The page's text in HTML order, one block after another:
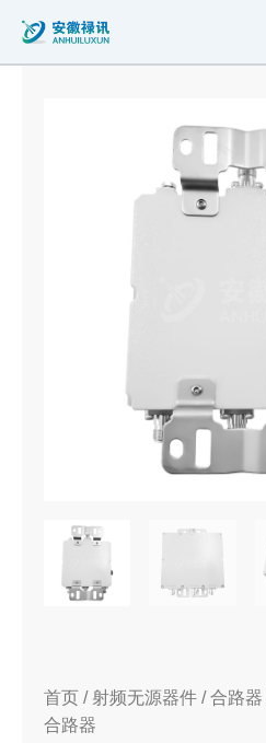
首页 / 射频无源器件 /合路器
合路器